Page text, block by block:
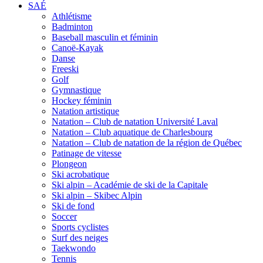
SAÉ
Athlétisme
Badminton
Baseball masculin et féminin
Canoë-Kayak
Danse
Freeski
Golf
Gymnastique
Hockey féminin
Natation artistique
Natation – Club de natation Université Laval
Natation – Club aquatique de Charlesbourg
Natation – Club de natation de la région de Québec
Patinage de vitesse
Plongeon
Ski acrobatique
Ski alpin – Académie de ski de la Capitale
Ski alpin – Skibec Alpin
Ski de fond
Soccer
Sports cyclistes
Surf des neiges
Taekwondo
Tennis